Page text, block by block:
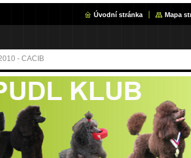
Úvodní stránka Mapa
- CACIB